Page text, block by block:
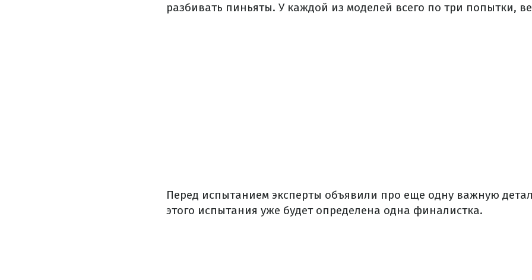
разбивать пиньяты. У каждой из моделей всего по три попытки,
Перед испытанием эксперты объявили про еще одну важную
этого испытания уже будет определена одна финалистка.